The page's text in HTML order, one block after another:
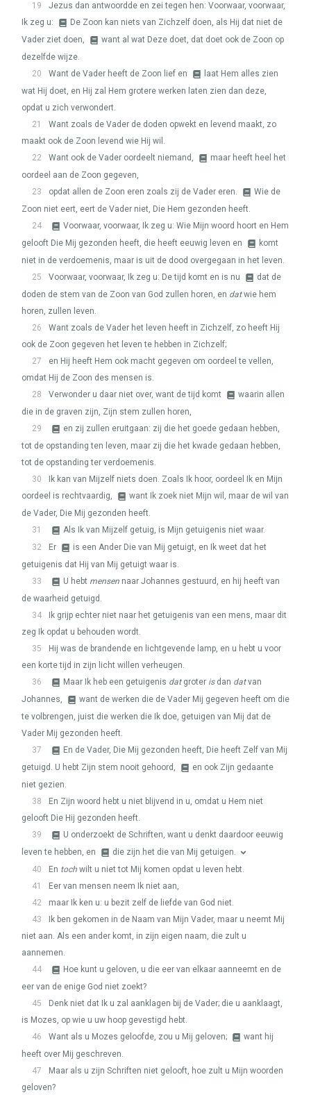
19
Jezus dan antwoordde en zei tegen hen: Voorwaar, voorwaar,
Ik zeg u:
De Zoon kan niets van Zichzelf doen, als Hij dat niet de
Vader ziet doen,
want al wat Deze doet, dat doet ook de Zoon op
dezelfde wijze.
20
Want de Vader heeft de Zoon lief en
laat Hem alles zien
wat Hij doet, en Hij zal Hem grotere werken laten zien dan deze,
opdat u zich verwondert.
21
Want zoals de Vader de doden opwekt en levend maakt, zo
maakt ook de Zoon levend wie Hij wil.
22
Want ook de Vader oordeelt niemand,
maar heeft heel het
oordeel aan de Zoon gegeven,
23
opdat allen de Zoon eren zoals zij de Vader eren.
Wie de
Zoon niet eert, eert de Vader niet, Die Hem gezonden heeft.
24
Voorwaar, voorwaar, Ik zeg u: Wie Mijn woord hoort en Hem
gelooft Die Mij gezonden heeft, die heeft eeuwig leven en
komt
niet in de verdoemenis, maar is uit de dood overgegaan in het leven.
25
Voorwaar, voorwaar, Ik zeg u: De tijd komt en is nu
dat de
doden de stem van de Zoon van God zullen horen, en datwie hem
horen, zullen leven.
26
Want zoals de Vader het leven heeft in Zichzelf, zo heeft Hij
ook de Zoon gegeven het leven te hebben in Zichzelf;
27
en Hij heeft Hem ook macht gegeven om oordeel te vellen,
omdat Hij de Zoon des mensen is.
28
Verwonder u daar niet over, want de tijd komt
waarin allen
die in de graven zijn, Zijn stem zullen horen,
29
en zij zullen eruitgaan: zij die het goede gedaan hebben,
tot de opstanding ten leven, maar zij die het kwade gedaan hebben,
tot de opstanding ter verdoemenis.
30
Ik kan van Mijzelf niets doen. Zoals Ik hoor, oordeel Ik en Mijn
oordeel is rechtvaardig,
want Ik zoek niet Mijn wil, maar de wil van
de Vader, Die Mij gezonden heeft.
31
Als Ik van Mijzelf getuig, is Mijn getuigenis niet waar.
32
Er
is een Ander Die van Mij getuigt, en Ik weet dat het
getuigenis dat Hij van Mij getuigt waar is.
33
U hebt mensen naar Johannes gestuurd, en hij heeft van
de waarheid getuigd.
34
Ik grijp echter niet naar het getuigenis van een mens, maar dit
zeg Ik opdat u behouden wordt.
35
Hij was de brandende en lichtgevende lamp, en u hebt u voor
een korte tijd in zijn licht willen verheugen.
36
Maar Ik heb een getuigenis datgroter isdan datvan
Johannes,
want de werken die de Vader Mij gegeven heeft om die
te volbrengen, juist die werken die Ik doe, getuigen van Mij dat de
Vader Mij gezonden heeft.
37
En de Vader, Die Mij gezonden heeft, Die heeft Zelf van Mij
getuigd. U hebt Zijn stem nooit gehoord,
en ook Zijn gedaante
niet gezien.
38
En Zijn woord hebt u niet blijvend in u, omdat u Hem niet
gelooft Die Hij gezonden heeft.
39
U onderzoekt de Schriften, want u denkt daardoor eeuwig
leven te hebben, en
die zijn het die van Mij getuigen.
40
En toch wilt u niet tot Mij komen opdat u leven hebt.
41
Eer van mensen neem Ik niet aan,
42
maar Ik ken u: u bezit zelf de liefde van God niet.
43
Ik ben gekomen in de Naam van Mijn Vader, maar u neemt Mij
niet aan. Als een ander komt, in zijn eigen naam, die zult u
aannemen.
44
Hoe kunt u geloven, u die eer van elkaar aanneemt en de
eer van de enige God niet zoekt?
45
Denk niet dat Ik u zal aanklagen bij de Vader; die u aanklaagt,
is Mozes, op wie u uw hoop gevestigd hebt.
46
Want als u Mozes geloofde, zou u Mij geloven;
want hij
heeft over Mij geschreven.
47
Maar als u zijn Schriften niet gelooft, hoe zult u Mijn woorden
geloven?